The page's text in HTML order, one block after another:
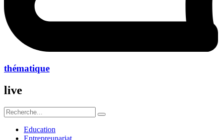
thématique
live
Education
Entrepreunariat